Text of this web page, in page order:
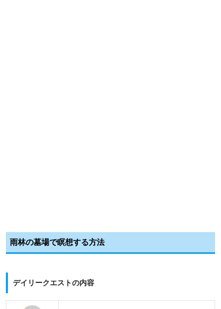
雨林の墓場で瞑想する方法
デイリークエストの内容